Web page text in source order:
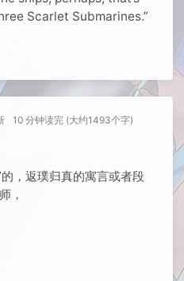
Scarlet Submarines.”
10 分钟读完 (大约1493个字)
，返璞归真的寓言或者段
，